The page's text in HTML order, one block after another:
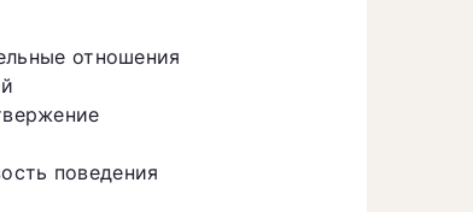
отношения
поведения